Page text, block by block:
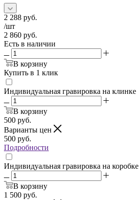
2 288 руб.
/шт
2 860 руб.
Есть в наличии
В корзину
Купить в 1 клик
Индивидуальная гравировка на клинке
В корзину
500 руб.
Варианты цен
500 руб.
Подробности
Индивидуальная гравировка на коробке
В корзину
1 500 руб.